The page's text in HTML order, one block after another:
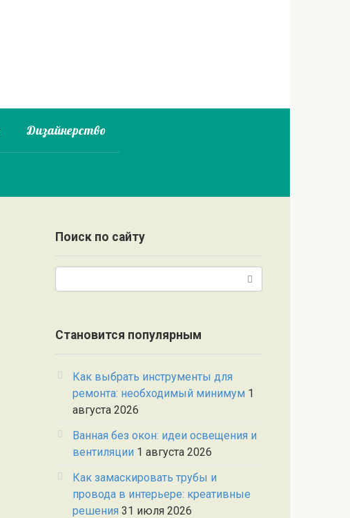
Дизайнерство
Поиск по сайту
Становится популярным
Как выбрать инструменты для
ремонта: необходимый минимум 1
августа 2026
Ванная без окон: идеи освещения и
вентиляции 1 августа 2026
Как замаскировать трубы и
провода в интерьере: креативные
решения 31 июля 2026